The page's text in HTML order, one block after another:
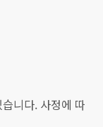
니다. 사정에 따